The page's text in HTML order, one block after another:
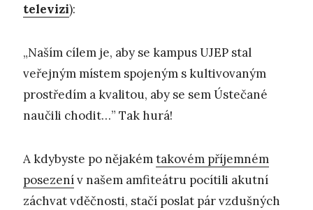
televizi):
„Naším cílem je, aby se kampus UJEP stal
veřejným místem spojeným s kultivovaným
prostředím a kvalitou, aby se sem Ústečané
naučili chodit…” Tak hurá!
A kdybyste po nějakémtakovém příjemném
posezenív našem amfiteátru pocítili akutní
záchvat vděčnosti, stačí poslat pár vzdušných